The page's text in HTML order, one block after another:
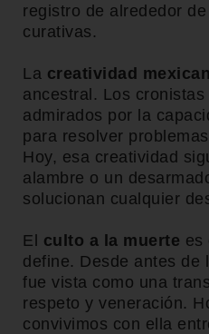
registro de alrededor
curativas.
La creatividad
ancestral. Los
admirados por la
para resolver
Hoy, esa creatividad
alambre o un
solucionan cualquier
El culto a la muerte es
define. Desde antes de
fue vista como una
respeto y veneración.
convivimos con ella